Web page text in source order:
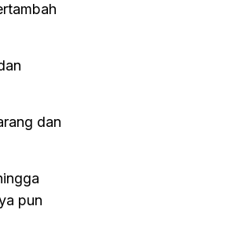
dan
pun